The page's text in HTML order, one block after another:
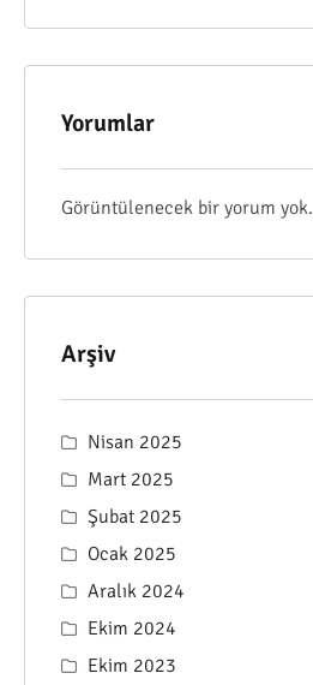
Yorumlar
Görüntülenecek bir yorum yok.
Arşiv
Nisan 2025
Mart 2025
Şubat 2025
Ocak 2025
Aralık 2024
Ekim 2024
Ekim 2023